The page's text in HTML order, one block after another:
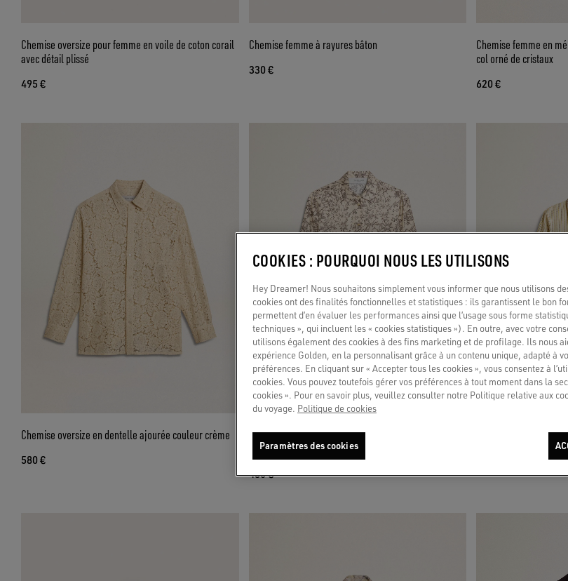
Chemise oversize pour femme en voile de coton corail
avec détail plissé
495 €
Chemise femme à rayures bâton
330 €
Chemise femme en
col orné de cristaux
620 €
Chemise oversize en dentelle ajourée couleur crème
580 €
Chemise style pyjama pour femme en soie mélangée à
imprimé floral
480 €
Chemise écrue avec
COOKIES : POURQUOI NOUS LES UTILISONS
Hey Dreamer! Nous souhaitons simplement vous informer que nous utilisons
cookies ont des finalités fonctionnelles et statistiques : ils garantissent le bon
permettent d’en évaluer les performances ainsi que l’usage sous forme
techniques », qui incluent les « cookies statistiques »). En outre, avec votre
utilisons également des cookies à des fins marketing et de profilage. Ils nous
expérience Golden, en la personnalisant grâce à un contenu unique, adapté à
préférences. En cliquant sur « Accepter tous les cookies », vous consentez à
cookies. Vous pouvez toutefois gérer vos préférences à tout moment dans la
cookies ». Pour en savoir plus, veuillez consulter notre Politique relative aux
du voyage. Politique de cookies
Paramètres des cookies